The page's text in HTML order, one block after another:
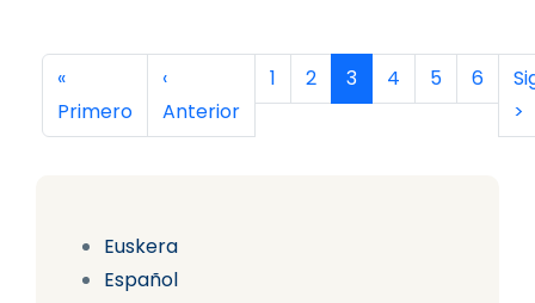
Euskera
Español
Paginación
Primera página
«
Primero
Página anterior
‹
Anterior
Página
1 Página
2 Página actual
3 Página
4 Página
5 Página
6
>